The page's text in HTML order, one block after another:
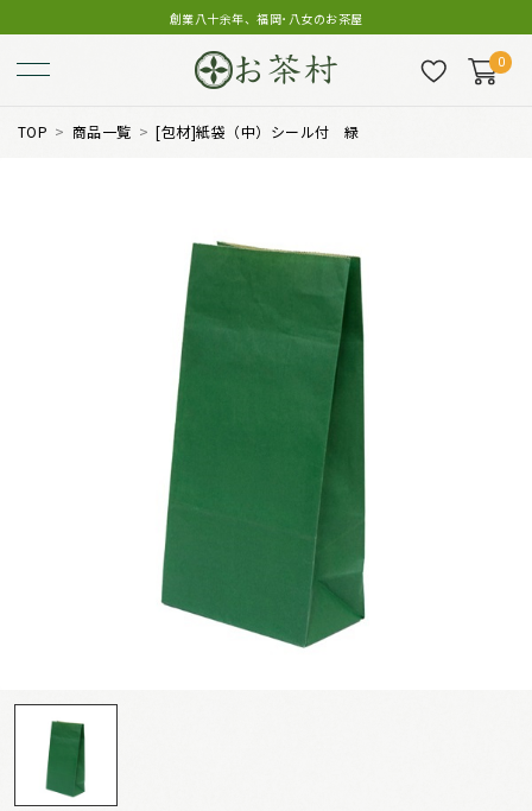
創業八十余年、福岡･八女のお茶屋
0
TOP 商品一覧 [包材]紙袋（中）シール付 緑